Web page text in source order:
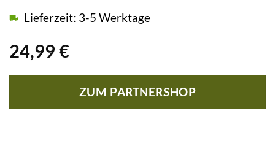
24,99 €
Lieferzeit: 3-5 Werktage
ZUM PARTNERSHOP